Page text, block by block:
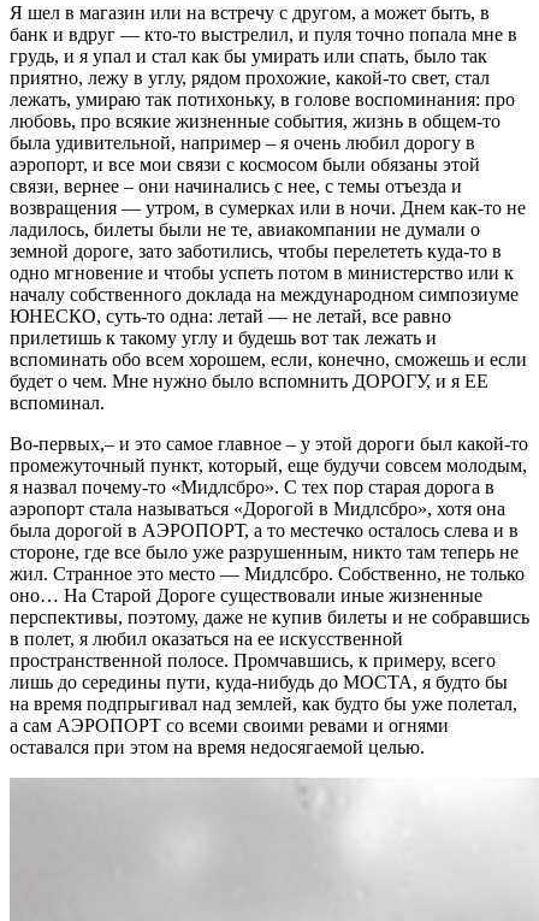
Я шел в магазин или на встречу с другом, а может быть, в
банк и вдруг — кто-то выстрелил, и пуля точно попала мне в
грудь, и я упал и стал как бы умирать или спать, было так
приятно, лежу в углу, рядом прохожие, какой-то свет, стал
лежать, умираю так потихоньку, в голове воспоминания: про
любовь, про всякие жизненные события, жизнь в общем-то
была удивительной, например – я очень любил дорогу в
аэропорт, и все мои связи с космосом были обязаны этой
связи, вернее – они начинались с нее, с темы отъезда и
возвращения — утром, в сумерках или в ночи. Днем как-то не
ладилось, билеты были не те, авиакомпании не думали о
земной дороге, зато заботились, чтобы перелететь куда-то в
одно мгновение и чтобы успеть потом в министерство или к
началу собственного доклада на международном симпозиуме
ЮНЕСКО, суть-то одна: летай — не летай, все равно
прилетишь к такому углу и будешь вот так лежать и
вспоминать обо всем хорошем, если, конечно, сможешь и если
будет о чем. Мне нужно было вспомнить ДОРОГУ, и я ЕЕ
вспоминал.
Во-первых,– и это самое главное – у этой дороги был какой-то
промежуточный пункт, который, еще будучи совсем молодым,
я назвал почему-то «Мидлсбро». С тех пор старая дорога в
аэропорт стала называться «Дорогой в Мидлсбро», хотя она
была дорогой в АЭРОПОРТ, а то местечко осталось слева и в
стороне, где все было уже разрушенным, никто там теперь не
жил. Странное это место — Мидлсбро. Собственно, не только
оно… На Старой Дороге существовали иные жизненные
перспективы, поэтому, даже не купив билеты и не собравшись
в полет, я любил оказаться на ее искусственной
пространственной полосе. Промчавшись, к примеру, всего
лишь до середины пути, куда-нибудь до МОСТА, я будто бы
на время подпрыгивал над землей, как будто бы уже полетал,
а сам АЭРОПОРТ со всеми своими ревами и огнями
оставался при этом на время недосягаемой целью.